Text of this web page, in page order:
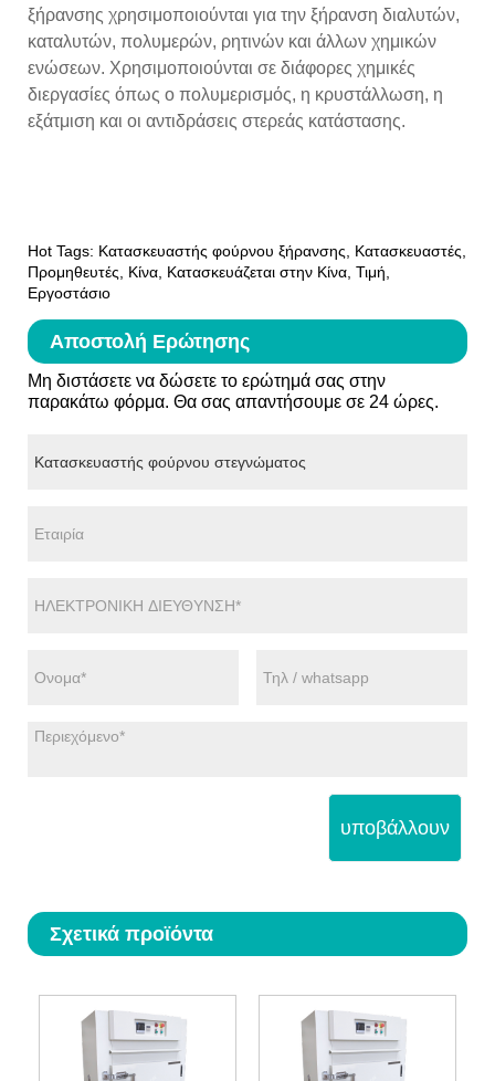
ξήρανσης χρησιμοποιούνται για την ξήρανση διαλυτών,
καταλυτών, πολυμερών, ρητινών και άλλων χημικών
ενώσεων. Χρησιμοποιούνται σε διάφορες χημικές
διεργασίες όπως ο πολυμερισμός, η κρυστάλλωση, η
εξάτμιση και οι αντιδράσεις στερεάς κατάστασης.
Hot Tags: Κατασκευαστής φούρνου ξήρανσης, Κατασκευαστές,
Προμηθευτές, Κίνα, Κατασκευάζεται στην Κίνα, Τιμή,
Εργοστάσιο
Αποστολή Ερώτησης
Μη διστάσετε να δώσετε το ερώτημά σας στην
παρακάτω φόρμα. Θα σας απαντήσουμε σε 24 ώρες.
υποβάλλουν
Σχετικά προϊόντα